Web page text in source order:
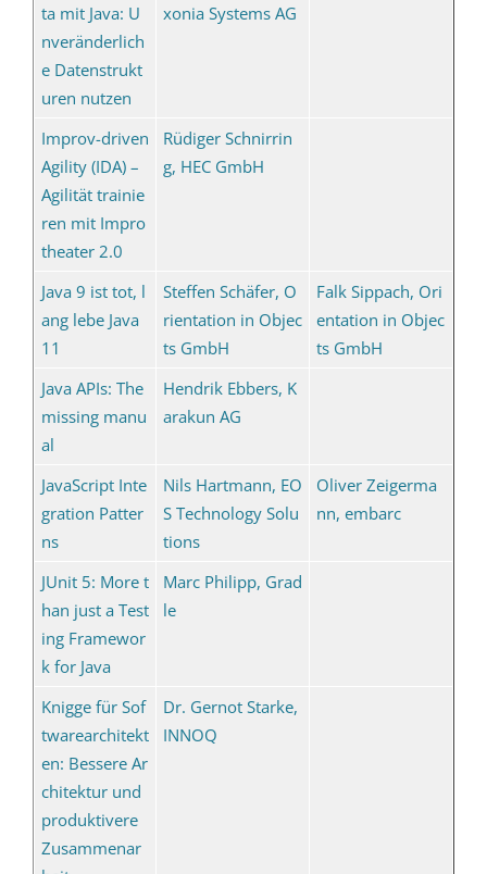
ta mit Java: U
nveränderlich
e Datenstrukt
uren nutzen
xonia Systems AG
Improv-driven
Agility (IDA) –
Agilität trainie
ren mit Impro
theater 2.0
Rüdiger Schnirrin
g, HEC GmbH
Java 9 ist tot, l
ang lebe Java
11
Steffen Schäfer, O
rientation in Objec
ts GmbH
Falk Sippach, Ori
entation in Objec
ts GmbH
Java APIs: The
missing manu
al
Hendrik Ebbers, K
arakun AG
JavaScript Inte
gration Patter
ns
Nils Hartmann, EO
S Technology Solu
tions
Oliver Zeigerma
nn, embarc
JUnit 5: More t
han just a Test
ing Framewor
k for Java
Marc Philipp, Grad
le
Knigge für Sof
twarearchitekt
en: Bessere Ar
chitektur und
produktivere
Zusammenar
Dr. Gernot Starke,
INNOQ